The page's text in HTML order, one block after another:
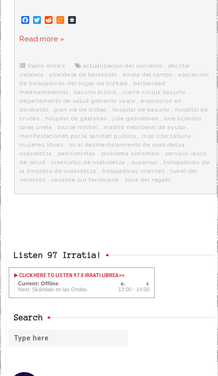
F
c
e
o
k
T
i
t
r
R
d
d
M
e
r
a
Read more »
Radio shows actualizacion del convenio , ahoztar
zelaieta ,alcaldesa de barakaldo ,amaia del campo ,asociacion
de trabajadoras del hogar de bizkaia , barbaridad
medioambiental , basurto bizirik ,cierre cirujia basurto ,
departamento de salud gobierno vasco ,exposicion en
barakaldo , gran via de bilbao , hospital de basurto , hospital de
cruces , hospital de galdakao , jule goikoetxea , lore lujanbio ,
lorea ureta , louise michel , madrid neoliberal de ayuso ,
manifestaciones por la sanidad publica , mijo lizarzaburu ,
mujeres libres , no al desmantelamiento de osakidetza ,
osakidetza , pensionistas , problema sistemico , servicio vasco
de salud , sindicatos de osakidetza , supersur ,trabajadoras de
la limpieza de osakidetza , trabajadoras internas , tunel del
serantes ,variante sur ferroviaria , zona del regato
Listen 97 Irratia!
CLICK HERE TO LISTEN 97.0 IRRATI LIBREA>>
Current: Offline
Next: Skándalo en las Ondas
13:00 - 14:00
Search